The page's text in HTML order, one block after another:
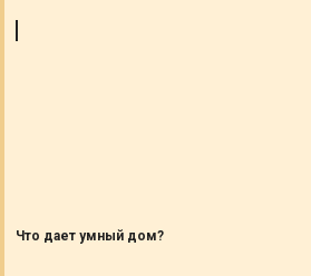
Что дает умный дом?